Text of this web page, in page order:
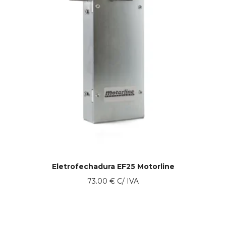
Eletrofechadura EF25 Motorline
73.00 € C/ IVA